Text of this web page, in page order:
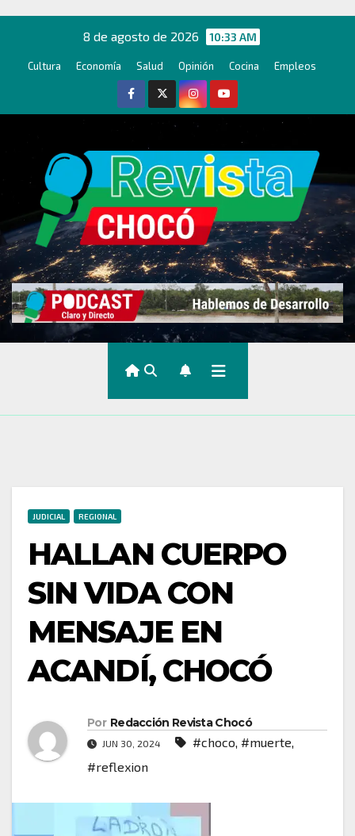
contenido
8 de agosto de 2026 10:33 AM
Cultura Economía Salud Opinión Cocina Empleos
JUDICIAL REGIONAL
HALLAN CUERPO
SIN VIDA CON
MENSAJE EN
ACANDÍ, CHOCÓ
Por Redacción Revista Chocó
JUN 30, 2024 #choco, #muerte,
#reflexion